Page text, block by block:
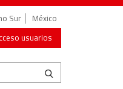
Sur
México
usuarios